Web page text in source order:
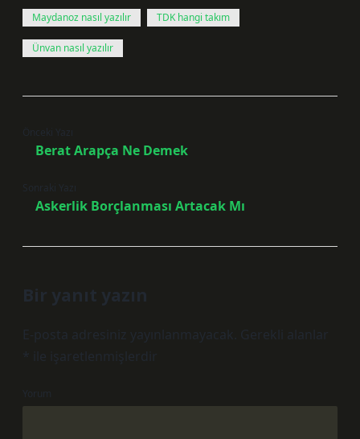
Maydanoz nasıl yazılır TDK hangi takım
Ünvan nasıl yazılır
Önceki Yazı
Berat Arapça Ne Demek
Sonraki Yazı
Askerlik Borçlanması Artacak Mı
Bir yanıt yazın
E-posta adresiniz yayınlanmayacak. Gerekli alanlar
*
ile işaretlenmişlerdir
Yorum